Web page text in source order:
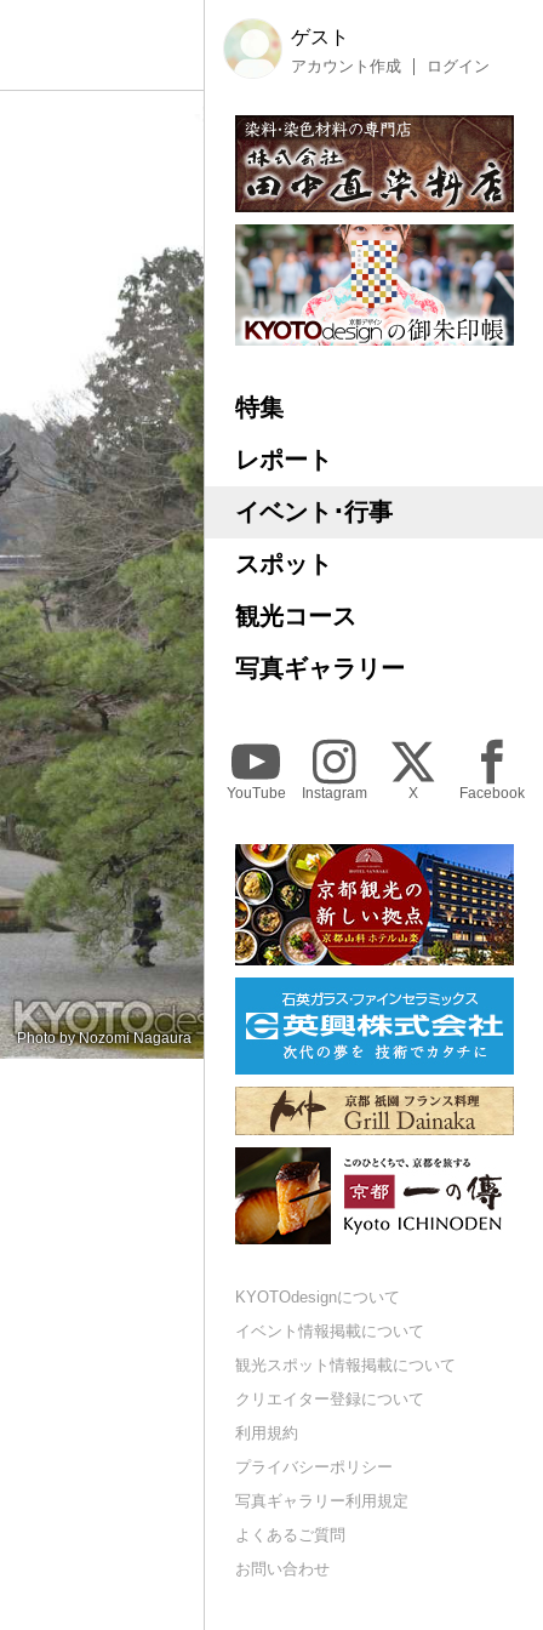
Photo byNozomi Nagaura
ゲスト
アカウント作成 ログイン
特集
レポート
イベント･行事
スポット
観光コース
写真ギャラリー
YouTube Instagram X Facebook
KYOTOdesignについて
イベント情報掲載について
観光スポット情報掲載について
クリエイター登録について
利用規約
プライバシーポリシー
写真ギャラリー利用規定
よくあるご質問
お問い合わせ